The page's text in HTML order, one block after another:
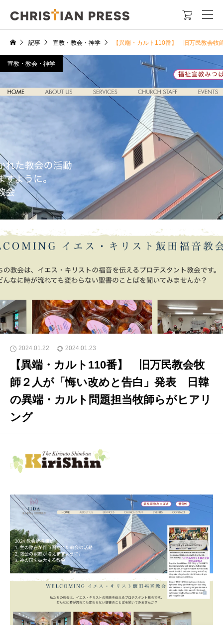

記事 宣教・教会・神学 【異端・カルト110番】 旧万民教会牧
宣教・教会・神学
2024.01.22 2024.01.23
【異端・カルト110番】 旧万民教会牧
師２人が「悔い改めと告白」発表 日韓
の異端・カルト問題担当牧師らがヒアリ
ング